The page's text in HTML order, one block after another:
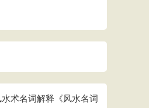
术名词解释《风水名词